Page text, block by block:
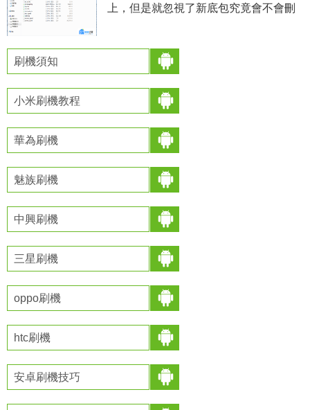
上，但是就忽視了新底包究竟會不會刪
完才驚訝的發現原來閃存數據
刷機須知
小米刷機教程
華為刷機
魅族刷機
中興刷機
三星刷機
oppo刷機
htc刷機
安卓刷機技巧